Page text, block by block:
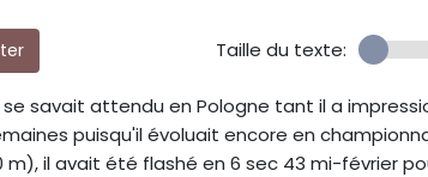
Taille du texte:
savait attendu en Pologne tant il a
puisqu'il évoluait encore en
m), il avait été flashé en 6 sec 43 mi-février